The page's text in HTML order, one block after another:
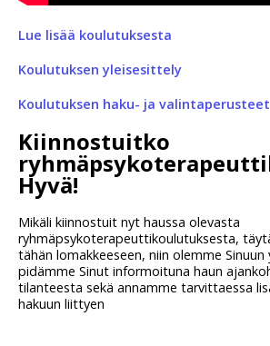
Lue lisää koulutuksesta
Koulutuksen yleisesittely
Koulutuksen haku- ja valintaperusteet
Kiinnostuitko
Hyvä!
Mikäli kiinnostuit nyt haussa olevasta
ryhmäpsykoterapeuttikoulutuksesta,
tähän lomakkeeseen, niin olemme Sinuun
pidämme Sinut informoituna haun
tilanteesta sekä annamme tarvittaessa
hakuun liittyen